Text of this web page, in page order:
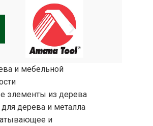
и мебельной
элементы из дерева
дерева и металла
и